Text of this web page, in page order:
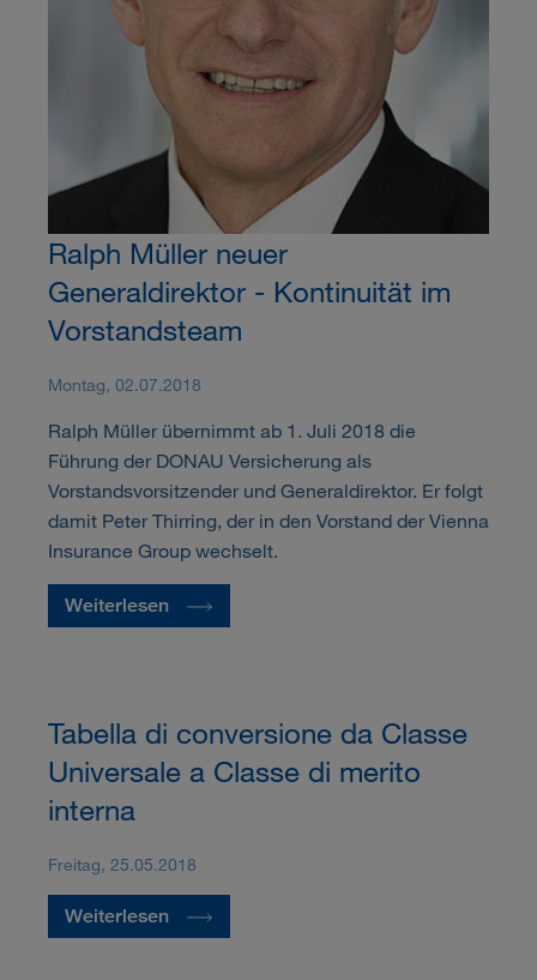
Ralph Müller neuer
Generaldirektor - Kontinuität im
Vorstandsteam
Montag, 02.07.2018
Ralph Müller übernimmt ab 1. Juli 2018 die
Führung der DONAU Versicherung als
Vorstandsvorsitzender und Generaldirektor. Er folgt
damit Peter Thirring, der in den Vorstand der Vienna
Insurance Group wechselt.
Weiterlesen
Tabella di conversione da Classe
Universale a Classe di merito
interna
Freitag, 25.05.2018
Weiterlesen